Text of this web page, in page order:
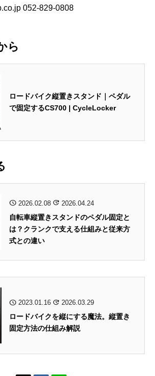
052-829-0808
ら
ロードバイク縦置きスタンド｜ペダル
で固定するCS700 | CycleLocker
2026.02.08 2026.04.24
自転車縦置きスタンドのペダル固定と
は？クランクで支える仕組みと従来方
式との違い
2023.01.16 2026.03.29
ロードバイクを縦にする魔法。縦置き
固定方法の仕組み解説